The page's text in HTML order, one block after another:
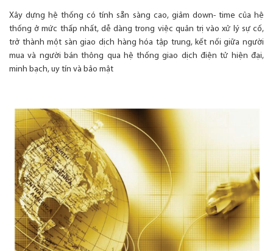
Xây dựng hệ thống có tính sẵn sàng cao, giảm down- time của hệ
thống ở mức thấp nhất, dễ dàng trong việc quản trị vào xử lý sự cố,
trở thành một sàn giao dịch hàng hóa tập trung, kết nối giữa người
mua và người bán thông qua hệ thống giao dịch điện tử hiện đại,
minh bạch, uy tín và bảo mật